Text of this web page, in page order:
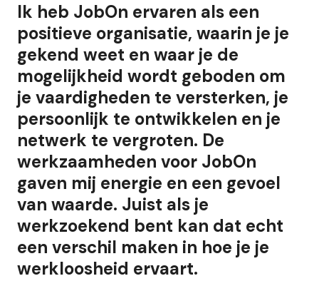
Ik heb JobOn ervaren als een
positieve organisatie, waarin je je
gekend weet en waar je de
mogelijkheid wordt geboden om
je vaardigheden te versterken, je
persoonlijk te ontwikkelen en je
netwerk te vergroten. De
werkzaamheden voor JobOn
gaven mij energie en een gevoel
van waarde. Juist als je
werkzoekend bent kan dat echt
een verschil maken in hoe je je
werkloosheid ervaart.